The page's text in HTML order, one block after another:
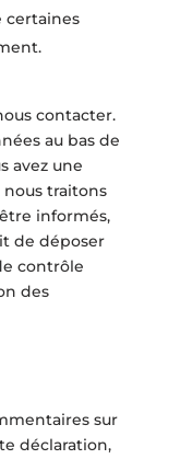
certaines
contacter.
au bas de
avez une
traitons
informés,
de déposer
contrôle
des
sur
déclaration,